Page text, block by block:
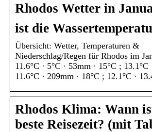
Rhodos Wetter in
ist die
Übersicht: Wetter, Temperaturen &
Niederschlag/Regen für Rhodos im
11.6°C · 5°C · 53mm · 15°C ; 13.1°C
11.6°C · 209mm · 18°C ; 12.1°C ·
Rhodos Klima: Wann
beste Reisezeit? (mit